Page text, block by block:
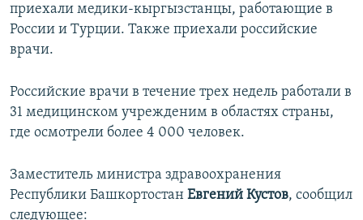
приехали медики-кыргызстанцы, работающие в
России и Турции. Также приехали российские
врачи.
Российские врачи в течение трех недель работали в
31 медицинском учрежденим в областях страны,
где осмотрели более 4 000 человек.
Заместитель министра здравоохранения
Республики Башкортостан Евгений Кустов, сообщил
следующее: